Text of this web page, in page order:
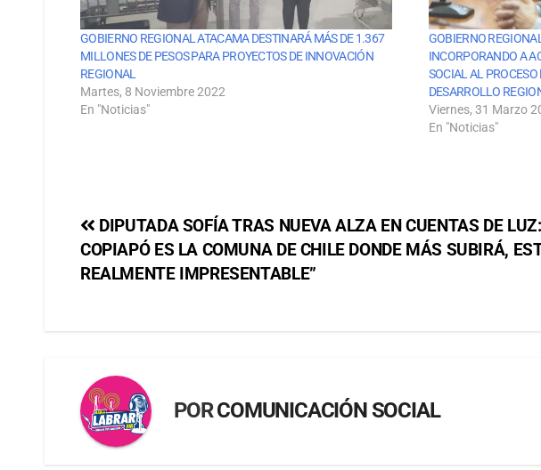
GOBIERNO REGIONAL ATACAMA DESTINARÁ MÁS DE 1.367
MILLONES DE PESOS PARA PROYECTOS DE INNOVACIÓN
REGIONAL
Martes, 8 Noviembre 2022
En "Noticias"
GOBIERNO
INCORPORANDO A
SOCIAL AL PROCESO
DESARROLLO
Viernes, 31 Marzo
En "Noticias"
DIPUTADA SOFÍA TRAS NUEVA ALZA EN CUENTAS DE LUZ:
COPIAPÓ ES LA COMUNA DE CHILE DONDE MÁS SUBIRÁ,
REALMENTE IMPRESENTABLE”
PORCOMUNICACIÓN SOCIAL